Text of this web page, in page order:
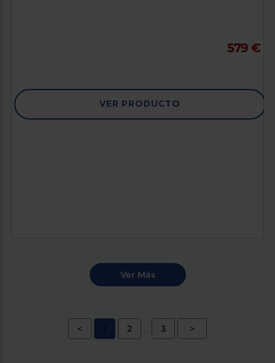
579 €
VER PRODUCTO
< 1 2 ... 3 >